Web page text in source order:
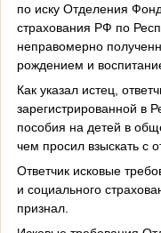
по иску Отделения
страхования РФ по
неправомерно
рождением и
Как указал истец,
зарегистрированной в
пособия на детей в
чем просил взыскать с
Ответчик исковые
и социального
признал.